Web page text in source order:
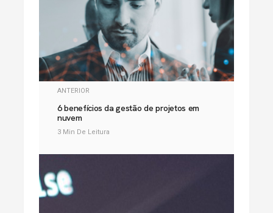
ANTERIOR
6 benefícios da gestão de projetos em
nuvem
3 Min De Leitura